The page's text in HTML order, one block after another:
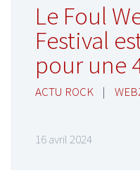
Le Foul
Festival
pour une
ACTU ROCK |
16 avril 2024